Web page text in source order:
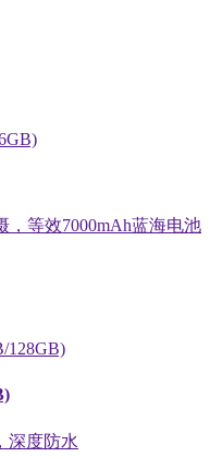
，等效7000mAh蓝海电池
深度防水